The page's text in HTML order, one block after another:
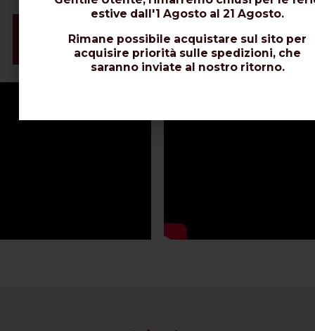
Schede Tecniche
estive dall'1 Agosto al 21 Agosto.
Rimane possibile acquistare sul sito per
acquisire priorità sulle spedizioni, che
saranno inviate al nostro ritorno.